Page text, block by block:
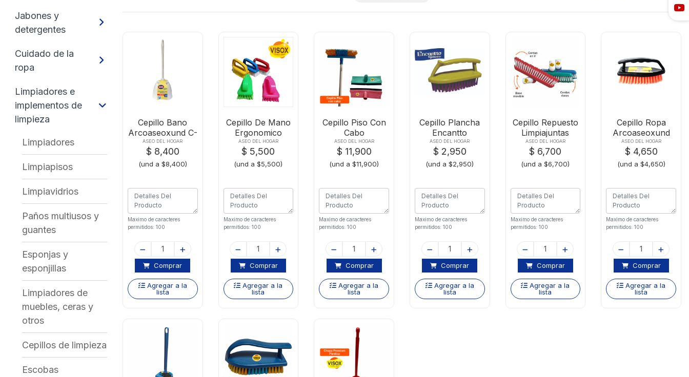
Jabones y
detergentes
Cuidado de la
ropa
Limpiadores e
implementos de
limpieza
Limpiadores
Limpiapisos
Limpiavidrios
Paños multiusos y
guantes
Esponjas y
esponjillas
Limpiadores de
muebles, ceras y
otros
Cepillos de limpieza
Escobas
Cepillo Bano
Arcoaseoxund C-
base
ASEO DEL HOGAR
$ 8,400
(und a $8,400)
Maximo de caracteres
permitidos: 100
Comprar
Agregar a la
lista
Cepillo De Mano
Ergonomico
ASEO DEL HOGAR
$ 5,500
(und a $5,500)
Maximo de caracteres
permitidos: 100
Comprar
Agregar a la
lista
Cepillo Piso Con
Cabo
ASEO DEL HOGAR
$ 11,900
(und a $11,900)
Maximo de caracteres
permitidos: 100
Comprar
Agregar a la
lista
Cepillo Plancha
Encantto
Radianttex1
ASEO DEL HOGAR
$ 2,950
(und a $2,950)
Maximo de caracteres
permitidos: 100
Comprar
Agregar a la
lista
Cepillo Repuesto
Limpiajuntas
Visoxx1und
ASEO DEL HOGAR
$ 6,700
(und a $6,700)
Maximo de caracteres
permitidos: 100
Comprar
Agregar a la
lista
Cepillo Ropa
Arcoaseoxund
Plancha
ASEO DEL HOGAR
$ 4,650
(und a $4,650)
Maximo de caracteres
permitidos: 100
Comprar
Agregar a la
lista